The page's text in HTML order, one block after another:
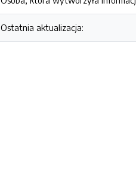
Ostatnia aktualizacja: